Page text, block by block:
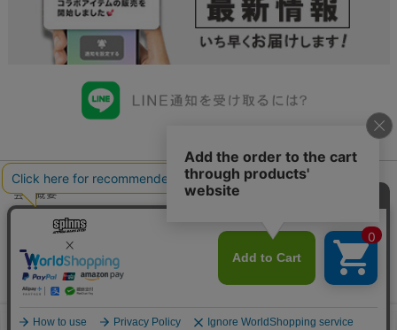
会社概要
会員規約について
店舗一覧
特定商取引法に基づく表示
古物商許可申請番号一覧
お問い合わせ